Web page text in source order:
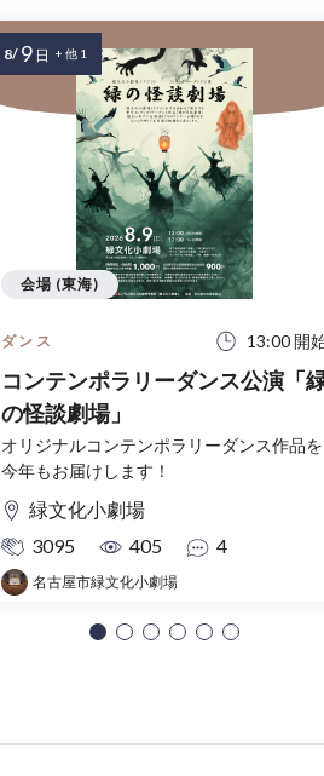
ダンス 13:00 開
コンテンポラリーダンス公演「
の怪談劇場」
オリジナルコンテンポラリーダンス作品を
今年もお届けします！
緑文化小劇場
3095
405 4
名古屋市緑文化小劇場
会場 (東海)
8/ 9 日 + 他 1